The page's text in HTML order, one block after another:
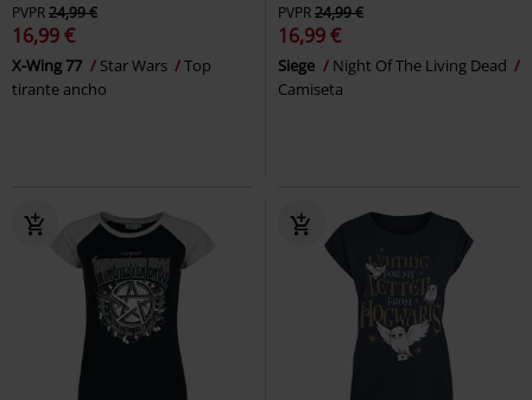
PVPR24,99 €
16,99 €
X-Wing 77 Star Wars
Top
tirante ancho
PVPR24,99 €
16,99 €
Siege
Night Of The Living Dead
Camiseta